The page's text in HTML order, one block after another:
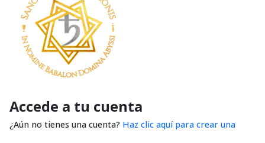
Accede a tu cuenta
¿Aún no tienes una cuenta? Haz clic aquí para crear una